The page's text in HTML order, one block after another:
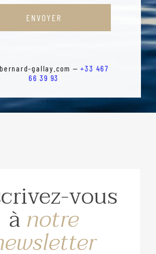
ENVOYER
gallay.com —+33 467
66 39 93
vous
ànotre